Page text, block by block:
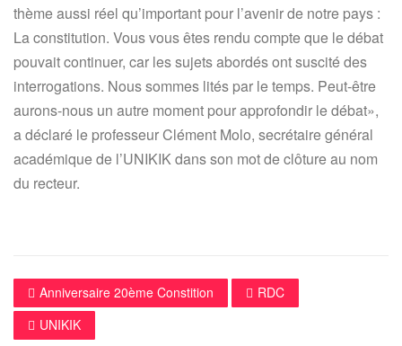
thème aussi réel qu’important pour l’avenir de notre pays :
La constitution. Vous vous êtes rendu compte que le débat
pouvait continuer, car les sujets abordés ont suscité des
interrogations. Nous sommes lités par le temps. Peut-être
aurons-nous un autre moment pour approfondir le débat»,
a déclaré le professeur Clément Molo, secrétaire général
académique de l’UNIKIK dans son mot de clôture au nom
du recteur.
Anniversaire 20ème Constition
RDC
UNIKIK